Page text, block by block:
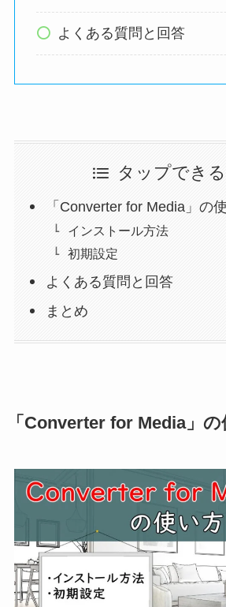
よくある質問と回答
タップでき
「Converter for Media」の
インストール方法
初期設定
よくある質問と回答
まとめ
「Converter for Media」の